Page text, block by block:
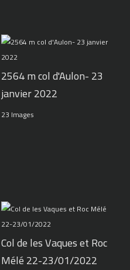
2564 m col d'Aulon- 23
janvier 2022
23 Images
Col de les Vaques et Roc
Mélé 22-23/01/2022